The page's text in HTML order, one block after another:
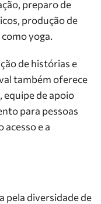
preparo de
produção de
yoga.
de histórias e
também oferece
de apoio
para pessoas
e a
pela diversidade de